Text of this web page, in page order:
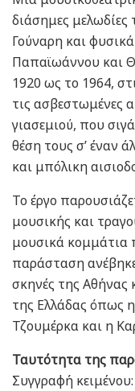
διάσημες
Γούναρη και
Παπαϊωάννου και
1920 ως το 1964,
τις ασβεστωμένες
γιασεμιού, που
θέση τους σ’ έναν
και μπόλικη
Το έργο
μουσικής και
μουσικά
παράσταση
σκηνές της Αθήνας
της Ελλάδας όπως
Τζουμέρκα και η
Ταυτότητα της
Συγγραφή